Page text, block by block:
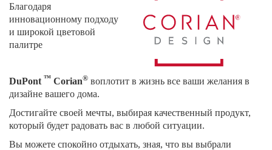
Благодаря
инновационному подходу
и широкой цветовой
палитре
DuPont ™ Corian® воплотит в жизнь все ваши желания в
дизайне вашего дома.
Достигайте своей мечты, выбирая качественный продукт,
который будет радовать вас в любой ситуации.
Вы можете спокойно отдыхать, зная, что вы выбрали